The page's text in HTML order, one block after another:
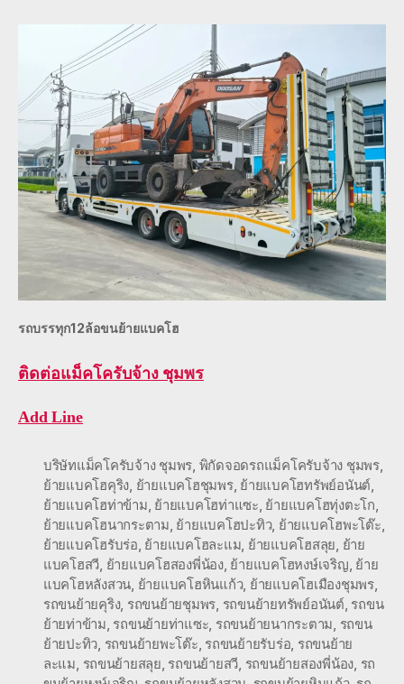
รถบรรทุก12ล้อขนย้ายแบคโฮ
ติดต่อแม็คโครับจ้าง ชุมพร
Add Line
บริษัทแม็คโครับจ้าง ชุมพร, พิกัดจอดรถแม็คโครับจ้าง ชุมพร,
ย้ายแบคโฮคุริง, ย้ายแบคโฮชุมพร, ย้ายแบคโฮทรัพย์อนันต์,
ย้ายแบคโฮท่าข้าม, ย้ายแบคโฮท่าแซะ, ย้ายแบคโฮทุ่งตะโก,
ย้ายแบคโฮนากระตาม, ย้ายแบคโฮปะทิว, ย้ายแบคโฮพะโต๊ะ,
ย้ายแบคโฮรับร่อ, ย้ายแบคโฮละแม, ย้ายแบคโฮสลุย, ย้าย
แบคโฮสวี, ย้ายแบคโฮสองพี่น้อง, ย้ายแบคโฮหงษ์เจริญ, ย้าย
แบคโฮหลังสวน, ย้ายแบคโฮหินแก้ว, ย้ายแบคโฮเมืองชุมพร,
รถขนย้ายคุริง, รถขนย้ายชุมพร, รถขนย้ายทรัพย์อนันต์, รถขน
ย้ายท่าข้าม, รถขนย้ายท่าแซะ, รถขนย้ายนากระตาม, รถขน
ย้ายปะทิว, รถขนย้ายพะโต๊ะ, รถขนย้ายรับร่อ, รถขนย้าย
ละแม, รถขนย้ายสลุย, รถขนย้ายสวี, รถขนย้ายสองพี่น้อง, รถ